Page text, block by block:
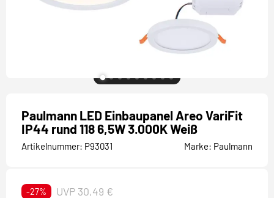
Paulmann LED Einbaupanel Areo VariFit
IP44 rund 118 6,5W 3.000K Weiß
Artikelnummer: P93031 Marke: Paulmann
-27% UVP 30,49 €